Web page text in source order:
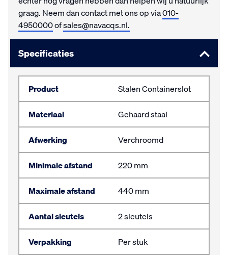
graag. Neem dan contact met ons op via010-
4950000ofsales@navacqs.nl.
Specificaties
Product
Stalen Containerslot
Materiaal
Gehaard staal
Afwerking
Verchroomd
Minimale afstand
220 mm
Maximale afstand
440 mm
Aantal sleutels
2 sleutels
Verpakking
Per stuk